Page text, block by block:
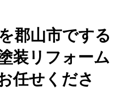
郡山市でする
装リフォーム
任せくださ